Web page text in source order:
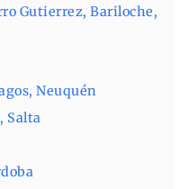
Gutierrez, Bariloche,
Neuquén
Salta